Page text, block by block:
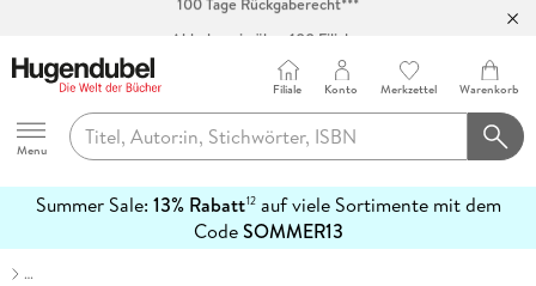
Abholung in über 100 Filialen
Hugendubel
Menu
Filiale Konto Merkzettel Warenkorb
Summer Sale: 13% Rabatt12auf viele Sortimente mit dem
CodeSOMMER13
erfahren
…